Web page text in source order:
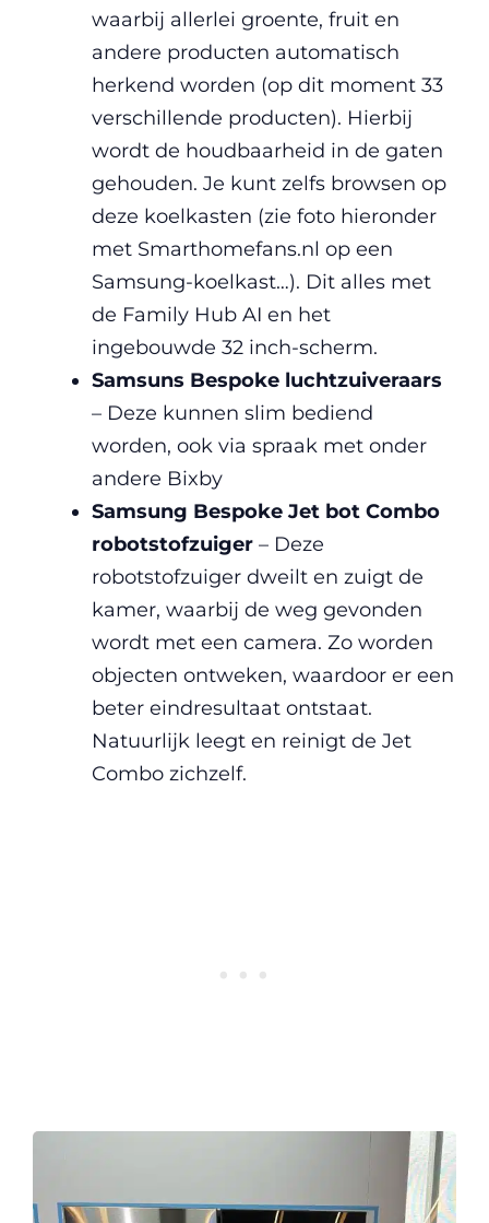
waarbij allerlei groente, fruit en
andere producten automatisch
herkend worden (op dit moment 33
verschillende producten). Hierbij
wordt de houdbaarheid in de gaten
gehouden. Je kunt zelfs browsen op
deze koelkasten (zie foto hieronder
met Smarthomefans.nl op een
Samsung-koelkast…). Dit alles met
de Family Hub AI en het
ingebouwde 32 inch-scherm.
Samsuns Bespoke luchtzuiveraars
– Deze kunnen slim bediend
worden, ook via spraak met onder
andere Bixby
Samsung Bespoke Jet bot Combo
robotstofzuiger – Deze
robotstofzuiger dweilt en zuigt de
kamer, waarbij de weg gevonden
wordt met een camera. Zo worden
objecten ontweken, waardoor er een
beter eindresultaat ontstaat.
Natuurlijk leegt en reinigt de Jet
Combo zichzelf.